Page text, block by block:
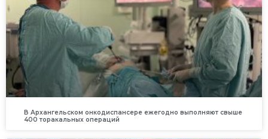
В Архангельском онкодиспансере ежегодно выполняют свыше
400 торакальных операций